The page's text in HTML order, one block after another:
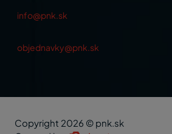
info@pnk.sk
objednavky@pnk.sk
Copyright 2026 © pnk.sk